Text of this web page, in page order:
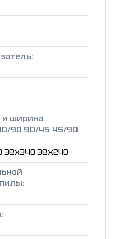
и ширина
90 90/45 45/90
38х340 38х240